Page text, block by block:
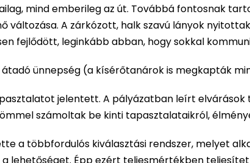
mind emberileg az út. Továbbá fontosnak
A zárkózott, halk szavú lányok
fejlődött, leginkább abban, hogy sokkal
ünnepség (a kísérőtanárok is megkapták
jelentett. A pályázatban leírt
számoltak be kinti tapasztalataikról,
a többfordulós kiválasztási rendszer, melyet